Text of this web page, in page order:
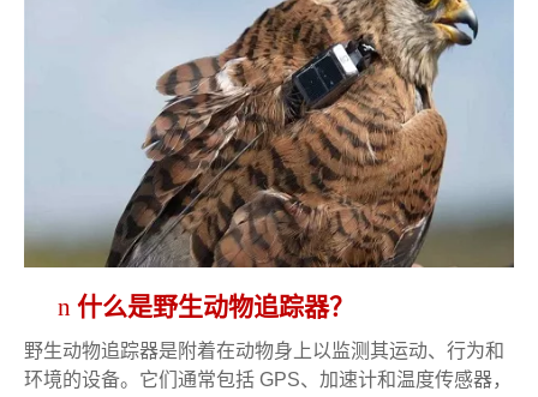
n 什么是野生动物追踪器？
野生动物追踪器是附着在动物身上以监测其运动、行为和
环境的设备。它们通常包括 GPS、加速计和温度传感器，